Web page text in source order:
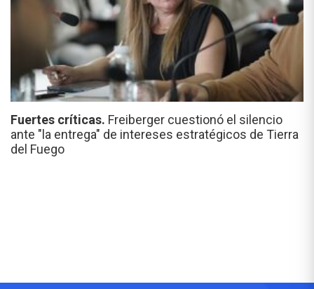
Fuertes críticas. Freiberger cuestionó el silencio
ante "la entrega" de intereses estratégicos de Tierra
del Fuego